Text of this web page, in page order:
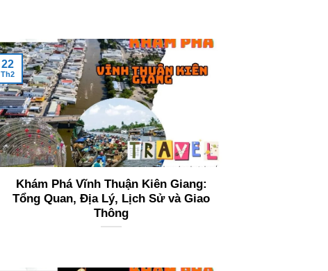
Khám Phá Vĩnh Thuận Kiên Giang:
Tổng Quan, Địa Lý, Lịch Sử và Giao
Thông
22
Th2